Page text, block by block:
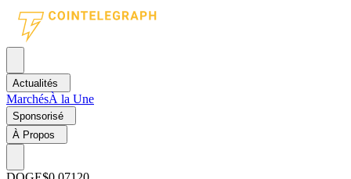
Actualités
MarchésÀ la Une
Sponsorisé
À Propos